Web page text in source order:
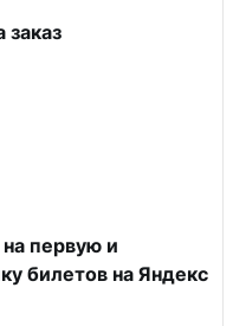
заказ
первую и
билетов на Яндекс